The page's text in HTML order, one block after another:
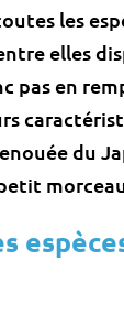
les
elles
pas en
du